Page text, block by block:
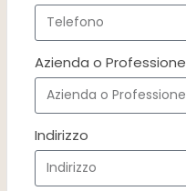
Azienda o Professione
Indirizzo